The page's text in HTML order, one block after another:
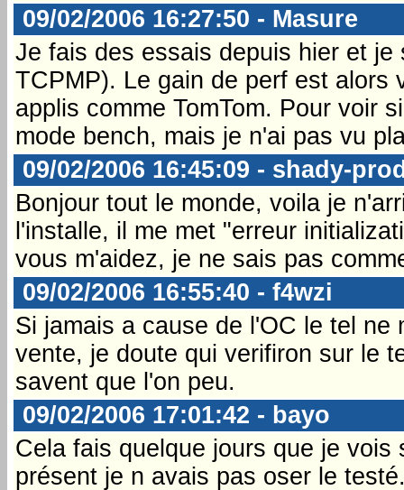
09/02/2006 16:27:50 - Masure
Je fais des essais depuis hier et
TCPMP). Le gain de perf est alors
applis comme TomTom. Pour voir
mode bench, mais je n'ai pas vu
09/02/2006 16:45:09 - shady-
Bonjour tout le monde, voila je
l'installe, il me met "erreur
vous m'aidez, je ne sais pas
09/02/2006 16:55:40 - f4wzi
Si jamais a cause de l'OC le tel
vente, je doute qui verifiron sur le
savent que l'on peu.
09/02/2006 17:01:42 - bayo
Cela fais quelque jours que je
présent je n avais pas oser le